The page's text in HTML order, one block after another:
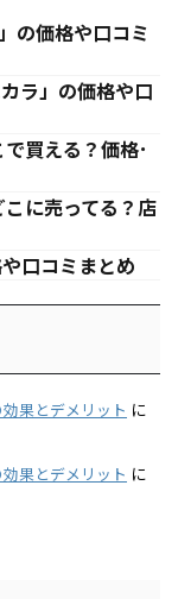
の価格や口コミ
ラ」の価格や口
買える？価格･
こに売ってる？店
口コミまとめ
果とデメリット に
果とデメリット に